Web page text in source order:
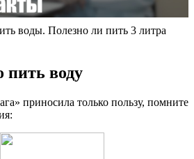
воды. Полезно ли пить 3 литра
пить воду
приносила только пользу, помните